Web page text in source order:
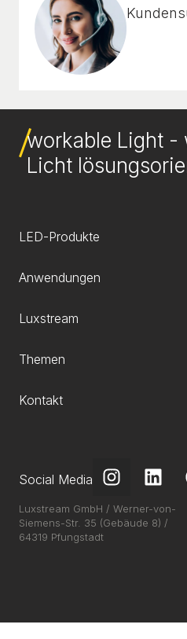
workable Light -
Licht
LED-Produkte
Anwendungen
Luxstream
Themen
Kontakt
Social Media
Luxstream GmbH / Werner-von-
Siemens-Str. 35 (Gebäude 8) /
64319 Pfungstadt